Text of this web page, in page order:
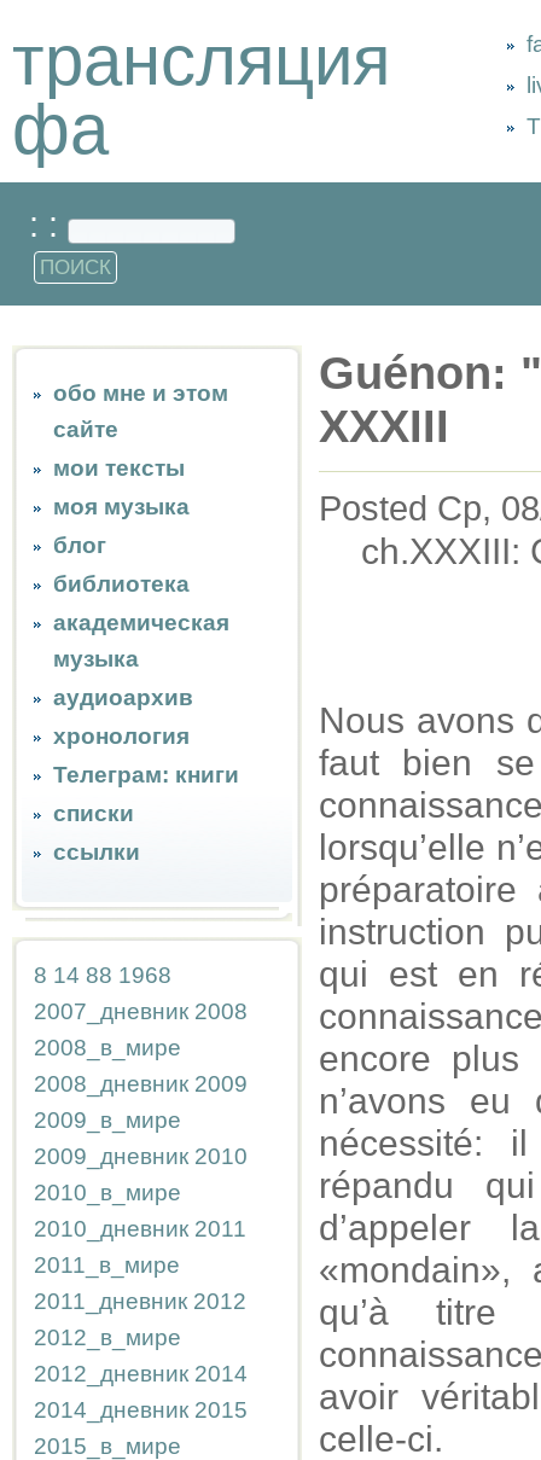
трансляция
фа
: :
обо мне и этом
сайте
мои тексты
моя музыка
блог
библиотека
академическая
музыка
аудиоархив
хронология
Телеграм: книги
списки
ссылки
8 14 88 1968
2007_дневник 2008
2008_в_мире
2008_дневник 2009
2009_в_мире
2009_дневник 2010
2010_в_мире
2010_дневник 2011
2011_в_мире
2011_дневник 2012
2012_в_мире
2012_дневник 2014
2014_дневник 2015
2015_в_мире
Guénon:
XXXIII
Posted Ср,
ch.XXXIII:
Nous avons
faut bien
lorsqu’elle
instruction
qui est en
encore plus
n’avons
nécessité:
répandu
d’appeler
«mondain»,
qu’à titre
avoir
celle-ci.